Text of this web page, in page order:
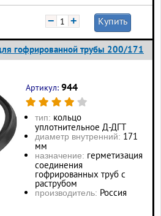
− + Купить
гофрированной трубы 200/171
Артикул: 944
тип: кольцо
уплотнительное Д-ДГТ
диаметр внутренний: 171
мм
назначение: герметизация
соединения
гофрированных труб с
раструбом
производитель: Россия